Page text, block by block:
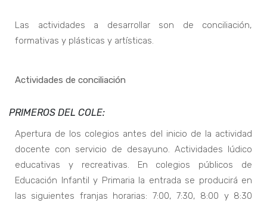
Las actividades a desarrollar son de conciliación,
formativas y plásticas y artísticas.
Actividades de conciliación
PRIMEROS DEL COLE:
Apertura de los colegios antes del inicio de la actividad
docente con servicio de desayuno. Actividades lúdico
educativas y recreativas. En colegios públicos de
Educación Infantil y Primaria la entrada se producirá en
las siguientes franjas horarias: 7:00, 7:30, 8:00 y 8:30